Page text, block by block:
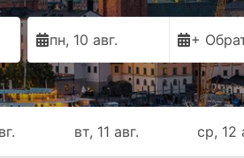
пн, 10 авг. +
вт, 11 авг. ср, 12